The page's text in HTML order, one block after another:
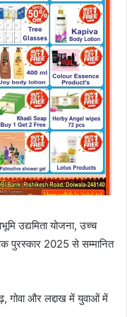
उद्यमिता योजना, उच्च
पुरस्कार 2025 से सम्मानित
गोवा और लद्दाख में युवाओं में